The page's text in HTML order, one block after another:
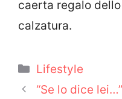
caerta regalo
calzatura.
Categorie
Lifestyle
“Se lo dice